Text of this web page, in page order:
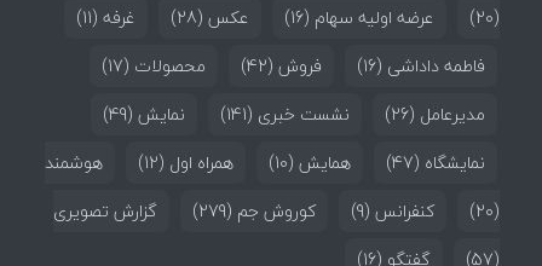
(20)
عرضه اولیه سهام (16) عکس (28) غرفه (11)
فاطمه داداشی (16) فروش (42) محصولات (17)
مدیرعامل (26) نشست خبری (141) نمایش (49)
نمایشگاه (47) همایش (10) همراه اول (12)
هوشمند
(20)
کنفرانس (9) کوروش جم (279)
گزارش تصویری
(57)
گفتگو (16)